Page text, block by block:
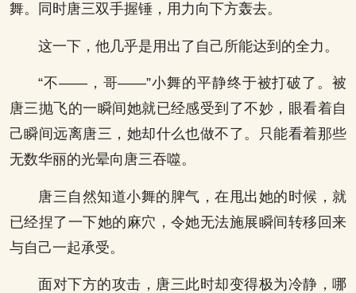
舞。同时唐三双手握锤，用力向下方轰去。
这一下，他几乎是用出了自己所能达到的全力。
“不——，哥——”小舞的平静终于被打破了。被
唐三抛飞的一瞬间她就已经感受到了不妙，眼看着自
己瞬间远离唐三，她却什么也做不了。只能看着那些
无数华丽的光晕向唐三吞噬。
唐三自然知道小舞的脾气，在甩出她的时候，就
已经捏了一下她的麻穴，令她无法施展瞬间转移回来
与自己一起承受。
面对下方的攻击，唐三此时却变得极为冷静，哪